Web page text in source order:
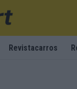
Revistacarros